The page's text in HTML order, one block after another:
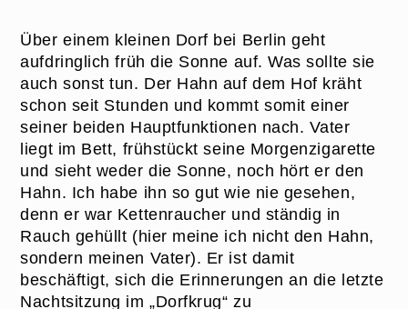
Über einem kleinen Dorf bei Berlin geht
aufdringlich früh die Sonne auf. Was sollte sie
auch sonst tun. Der Hahn auf dem Hof kräht
schon seit Stunden und kommt somit einer
seiner beiden Hauptfunktionen nach. Vater
liegt im Bett, frühstückt seine Morgenzigarette
und sieht weder die Sonne, noch hört er den
Hahn. Ich habe ihn so gut wie nie gesehen,
denn er war Kettenraucher und ständig in
Rauch gehüllt (hier meine ich nicht den Hahn,
sondern meinen Vater). Er ist damit
beschäftigt, sich die Erinnerungen an die letzte
Nachtsitzung im „Dorfkrug“ zu